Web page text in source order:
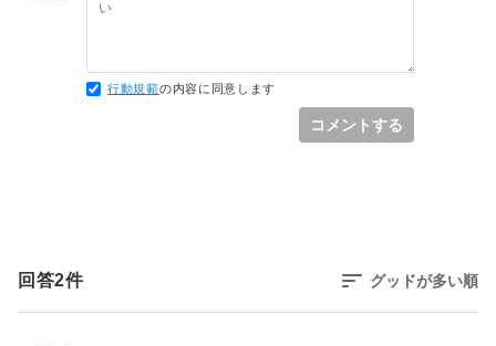
行動規範の内容に同意します
コメントする
回答2件 グッドが多い順